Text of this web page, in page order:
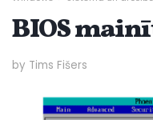
BIOS
by Tims Fišers